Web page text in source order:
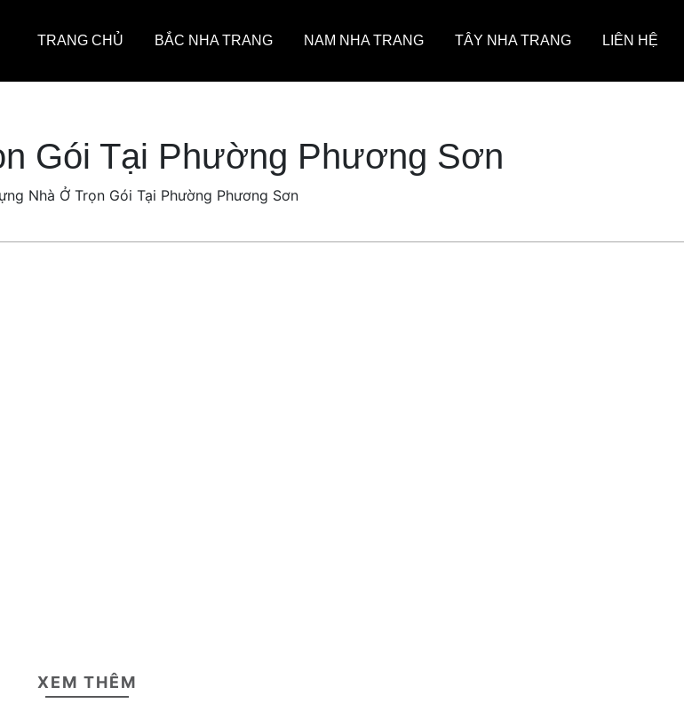
TRANG CHỦ BẮC NHA TRANG NAM NHA TRANG TÂY NHA TRANG LIÊN HỆ
Gói Tại Phường Phương Sơn
Nhà Ở Trọn Gói Tại Phường Phương Sơn
XEM THÊM